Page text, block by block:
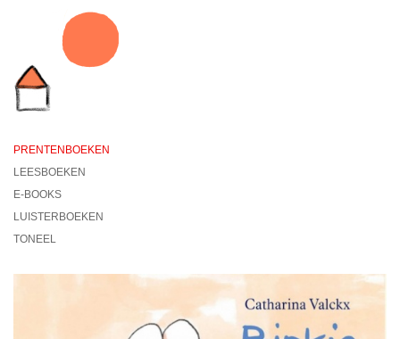
PRENTENBOEKEN
LEESBOEKEN
E-BOOKS
LUISTERBOEKEN
TONEEL